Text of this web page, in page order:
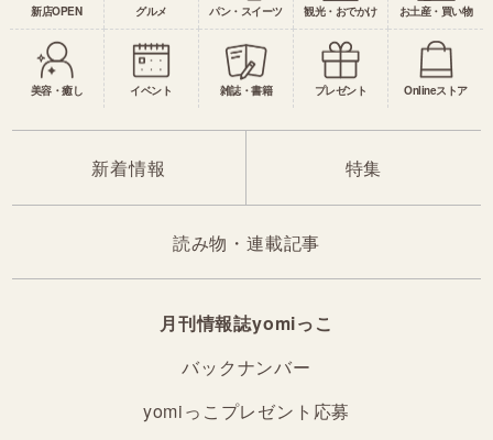
新店OPEN グルメ パン・スイーツ 観光・おでかけ お土産・買い物
美容・癒し イベント 雑誌・書籍 プレゼント Onlineストア
新着情報 特集
読み物・連載記事
月刊情報誌yomiっこ
バックナンバー
yomiっこプレゼント応募